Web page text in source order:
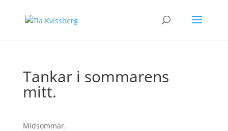
Tankar i sommarens
mitt.
Midsommar.